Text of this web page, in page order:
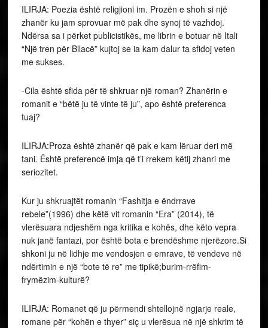
ILIRJA: Poezia është religjioni im. Prozën e shoh si një
zhanër ku jam sprovuar më pak dhe synoj të vazhdoj.
Ndërsa sa i përket publicistikës, me librin e botuar në Itali
“Një tren për Bllacë” kujtoj se ia kam dalur ta sfidoj veten
me sukses.
-Cila është sfida për të shkruar një roman? Zhanërin e
romanit e “bëtë ju të vinte të ju”, apo është preferenca
tuaj?
ILIRJA:Proza është zhanër që pak e kam lëruar deri më
tani. Është preferencë imja që t’i rrekem këtij zhanri me
seriozitet.
Kur ju shkruajtët romanin “Fashitja e ëndrrave
rebele”(1996) dhe këtë vit romanin “Era” (2014), të
vlerësuara ndjeshëm nga kritika e kohës, dhe këto vepra
nuk janë fantazi, por është bota e brendëshme njerëzore.Si
shkoni ju në lidhje me vendosjen e emrave, të vendeve në
ndërtimin e një “bote të re” me tipikë;burim-rrëfim-
frymëzim-kulturë?
ILIRJA: Romanet që ju përmendi shtellojnë ngjarje reale,
romane për “kohën e thyer” siç u vlerësua në një shkrim të